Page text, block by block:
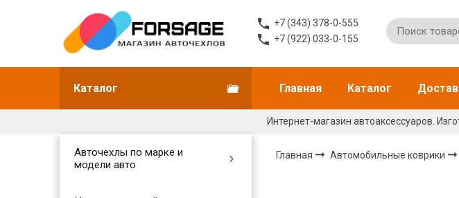
+7 (343) 378-0-555
+7 (922) 033-0-155
Каталог Главная Каталог
Интернет-магазин автоаксессуаров.
Авточехлы по марке и
модели авто
Главная Автомобильные коврики